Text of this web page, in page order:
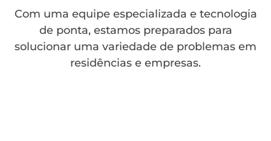
Com uma equipe especializada e tecnologia
de ponta, estamos preparados para
solucionar uma variedade de problemas em
residências e empresas.